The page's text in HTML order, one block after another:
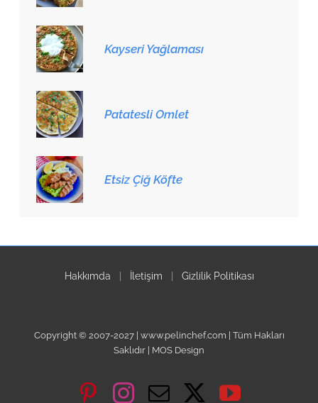
Kayseri Yağlaması
Patatesli Omlet
Etsiz Çiğ Köfte
Hakkımda İletişim Gizlilik Politikası
Copyright © 2007-2027 | www.pelinchef.com | Tüm Hakları
Saklıdır | MOS Design
Pinterest
Instagram
Email X YouTube